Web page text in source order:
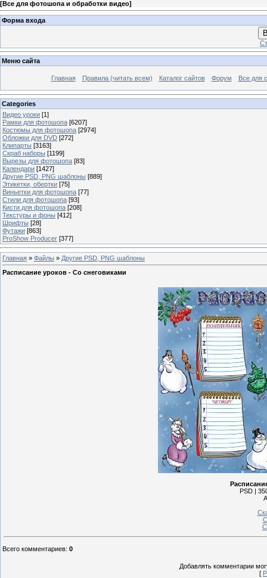
[Все для фотошопа и обработки видео]
Форма входа
Меню сайта
Главная Правила (читать всем) Каталог сайтов Форум Все для
Categories
Видео уроки [1]
Рамки для фотошопа [6207]
Костюмы для фотошопа [2974]
Обложки для DVD [272]
Клипарты [3163]
Скраб наборы [1199]
Вырезы для фотошопа [83]
Календари [1427]
Другие PSD, PNG шаблоны [889]
Этикетки, обертки [75]
Виньетки для фотошопа [77]
Стили для фотошопа [93]
Кисти для фотошопа [208]
Текстуры и фоны [412]
Шрифты [28]
Футажи [863]
ProShow Producer [377]
Главная » Файлы » Другие PSD, PNG шаблоны
Расписание уроков - Со снеговиками
PSD |
Всего комментариев: 0
Добавлять комментарии
[